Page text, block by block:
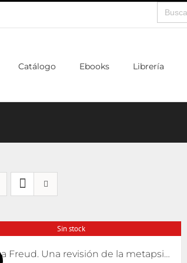
Buscar:
Catálogo Ebooks Librería
Sin stock
Volver a Freud. Una revisión de la metapsicología freudiana